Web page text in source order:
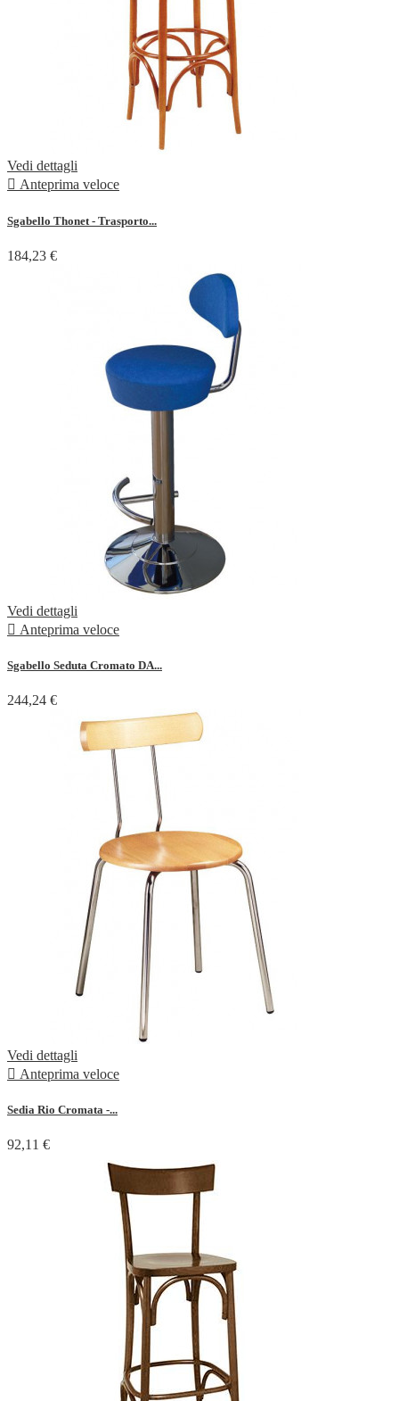
Vedi dettagli
 Anteprima veloce
Sgabello Thonet - Trasporto...
184,23 €
Vedi dettagli
 Anteprima veloce
Sgabello Seduta Cromato DA...
244,24 €
Vedi dettagli
 Anteprima veloce
Sedia Rio Cromata -...
92,11 €